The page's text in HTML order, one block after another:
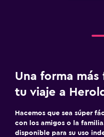
Una forma
tu viaje a
Hacemos que sea súper
con los amigos o la
disponible para su uso